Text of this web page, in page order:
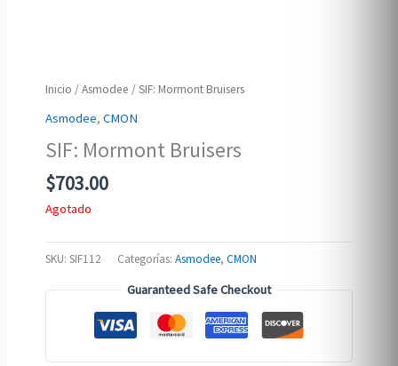
Inicio /Asmodee / SIF: Mormont Bruisers
Asmodee,CMON
SIF: Mormont Bruisers
$703.00
Agotado
SKU:SIF112 Categorías:Asmodee,CMON
Guaranteed Safe Checkout